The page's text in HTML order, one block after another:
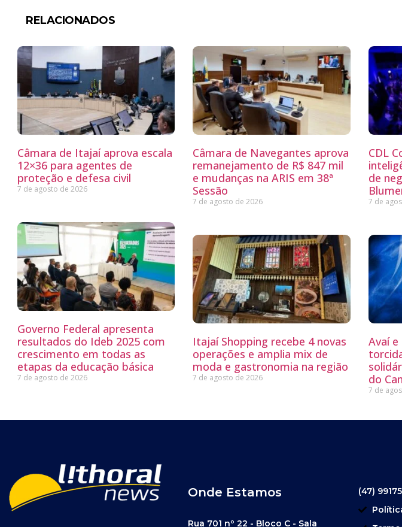
RELACIONADOS
Câmara de Itajaí aprova escala
12×36 para agentes de
proteção e defesa civil
7 de agosto de 2026
Câmara de Navegantes aprova
remanejamento de R$ 847 mil
e mudanças na ARIS em 38ª
Sessão
7 de agosto de 2026
CDL
de
7 de
Governo Federal apresenta
resultados do Ideb 2025 com
crescimento em todas as
etapas da educação básica
7 de agosto de 2026
Itajaí Shopping recebe 4 novas
operações e amplia mix de
moda e gastronomia na região
7 de agosto de 2026
Avaí
do
7 de
Onde Estamos
Rua 701 nº 22 - Bloco C - Sala
(47)